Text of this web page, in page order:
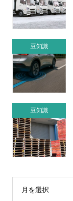
豆知識
豆知識
月を選択